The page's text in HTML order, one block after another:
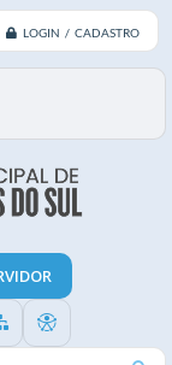
LOGIN / CADASTRO